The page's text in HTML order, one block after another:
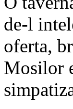
de-l
oferta,
Mosilor